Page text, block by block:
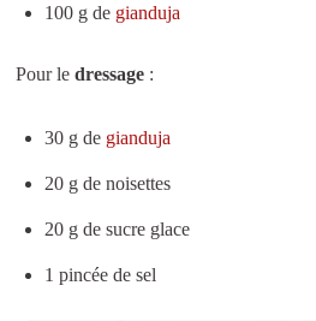
100 g de gianduja
Pour ledressage :
30 g de gianduja
20 g de noisettes
20 g de sucre glace
1 pincée de sel